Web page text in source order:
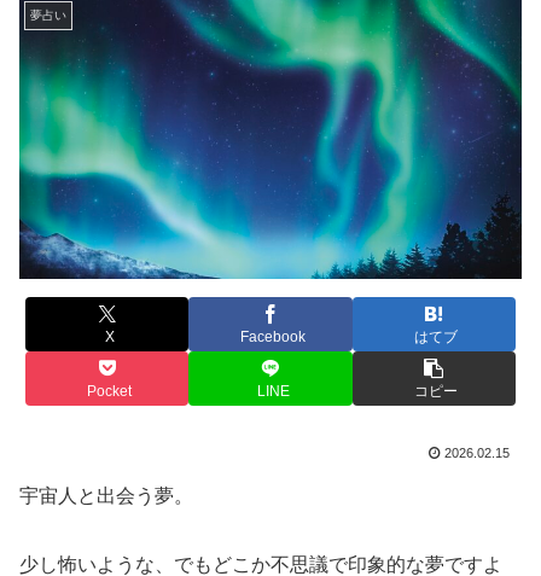
夢占い
X Facebook はてブ
Pocket LINE コピー
2026.02.15
宇宙人と出会う夢。
少し怖いような、でもどこか不思議で印象的な夢ですよ